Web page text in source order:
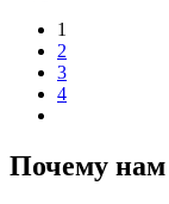
1
2
3
4
Почему нам